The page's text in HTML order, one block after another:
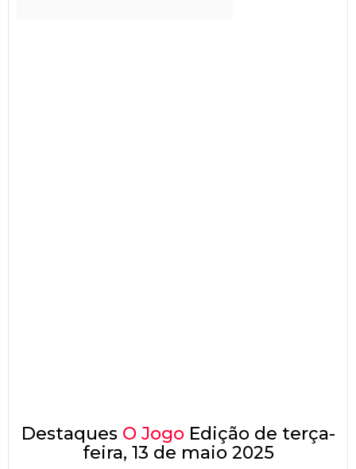
Destaques O Jogo Edição de terça-
feira, 13 de maio 2025